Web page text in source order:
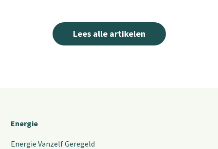
Lees alle artikelen
Energie
Energie Vanzelf Geregeld